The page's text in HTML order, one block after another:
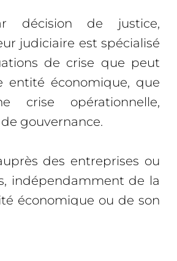
décision de justice,
judiciaire est spécialisé
de crise que peut
entité économique, que
crise opérationnelle,
gouvernance.
des entreprises ou
indépendamment de la
économique ou de son